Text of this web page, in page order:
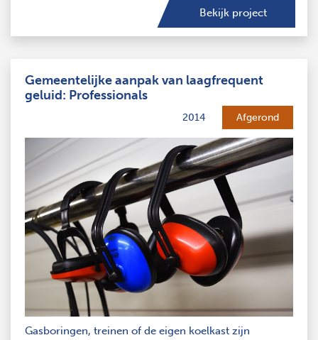
Bekijk project
Gemeentelijke aanpak van laagfrequent
geluid: Professionals
2014 Afgerond
Gasboringen, treinen of de eigen koelkast zijn